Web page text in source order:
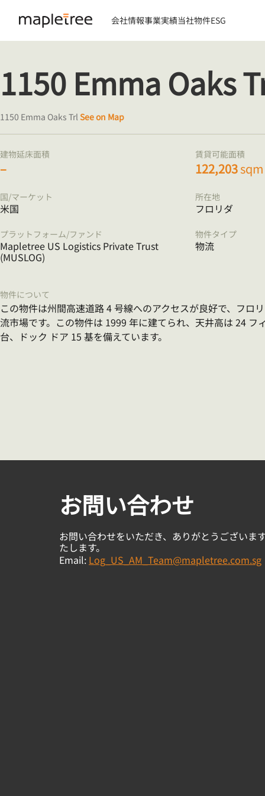
会社情報事業実績当社物件ESG
1150 Emma Oaks
1150 Emma Oaks TrlSee on Map
建物延床面積
–
賃貸可能面積
122,203sqm
国/マーケット
米国
所在地
フロリダ
プラットフォーム/ファンド
Mapletree US Logistics Private Trust
(MUSLOG)
物件タイプ
物流
物件について
この物件は州間高速道路 4 号線へのアクセスが良好で、フロ
流市場です。この物件は 1999 年に建てられ、天井高は 24 フ
台、ドック ドア 15 基を備えています。
お問い合わせ
お問い合わせをいただき、ありがとうございま
たします。
Email: Log_US_AM_Team@mapletree.com.sg